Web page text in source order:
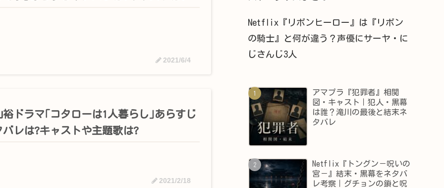
2021/6/4
裕ドラマ｢コタローは1人暮らし｣あらすじ
バレは?キャストや主題歌は?
2021/2/18
Netflix『リボンヒーロー』は『リボン
の騎士』と何が違う？声優にサーヤ・に
じさんじ3人
アマプラ『犯罪者』相関
図・キャスト｜犯人・黒幕
は誰？滝川の最後と結末ネ
タバレ
Netflix『トングン－呪いの
宮－』結末・黒幕をネタバ
レ考察｜グチョンの鎖と呪